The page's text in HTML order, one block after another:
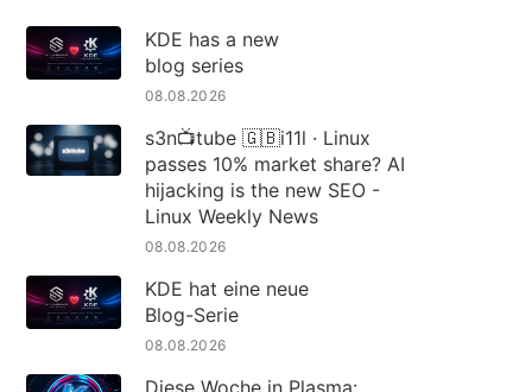
KDE has a new
blog series
08.08.2026
s3n📺tube 🇬🇧i11l · Linux
passes 10% market share? AI
hijacking is the new SEO -
Linux Weekly News
08.08.2026
KDE hat eine neue
Blog-Serie
08.08.2026
Diese Woche in Plasma: